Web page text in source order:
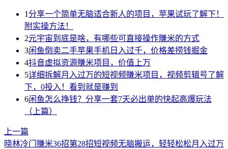
1 分享一个简单无脑适合新人的项目，苹果试玩了解下！
附实操方法！
2元宇宙到底是啥，有哪些可直接操作賺米的方式
3闲鱼倒卖二手苹果手机日入过千，价格差捞钱掘金
4抖音虚拟资源賺米项目，价值上万
5详细拆解月入过万的短视频賺米项目，视频剪辑号了解
下，0投入！看到就是赚到
6闲鱼怎么挣钱？分享一套7天必出单的快起高爆玩法
（上篇）
上一篇
晓林冷门賺米36招第28招短视频无脑搬运，轻轻松松月入过万